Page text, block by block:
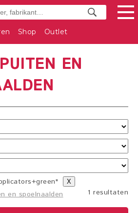
Shop Outlet
EN
X
1 resultaten
en spoelnaalden